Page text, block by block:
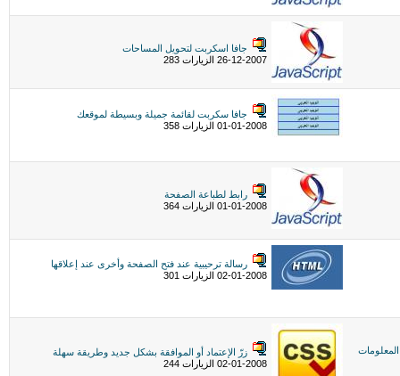
جافا اسكربت لتحويل المساحات
26-12-2007 الزيارات 283
جافا سكربت لقائمة جميلة وبسيطة لموقعك
01-01-2008 الزيارات 358
رابط لطباعة الصفحة
01-01-2008 الزيارات 364
رسالة ترحيبية عند فتح الصفحة وأخرى عند إعلاقها
02-01-2008 الزيارات 301
زرّ الإعتماد أو الموافقة بشكل جديد وطريقة سهلة
02-01-2008 الزيارات 244